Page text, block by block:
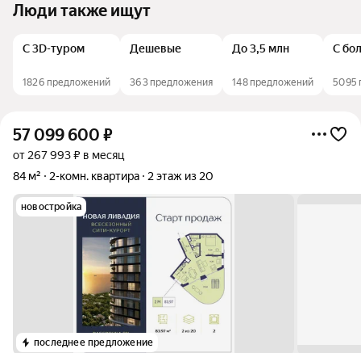
Люди также ищут
С 3D-туром
1826 предложений
Дешевые
363 предложения
До 3,5 млн
148 предложений
С
5095
57 099 600 ₽
от 267 993 ₽ в месяц
84 м²
2-комн. квартира 2 этаж из 20
новостройка
последнее предложение